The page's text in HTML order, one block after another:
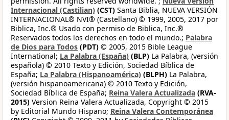
Internacional (Castilian) (CST) Santa Biblia, NUEVA VERSIÓN
INTERNACIONAL® NVI® (Castellano) © 1999, 2005, 2017 por
Biblica, Inc.® Usado con permiso de Biblica, Inc.®
Reservados todos los derechos en todo el mundo.; Palabra
de Dios para Todos (PDT) © 2005, 2015 Bible League
International; La Palabra (España) (BLP) La Palabra, (versión
española) © 2010 Texto y Edición, Sociedad Bíblica de
España; La Palabra (Hispanoamérica) (BLPH) La Palabra,
(versión hispanoamericana) © 2010 Texto y Edición,
Sociedad Bíblica de España; Reina Valera Actualizada (RVA-
2015) Version Reina Valera Actualizada, Copyright © 2015
by Editorial Mundo Hispano; Reina Valera Contemporánea